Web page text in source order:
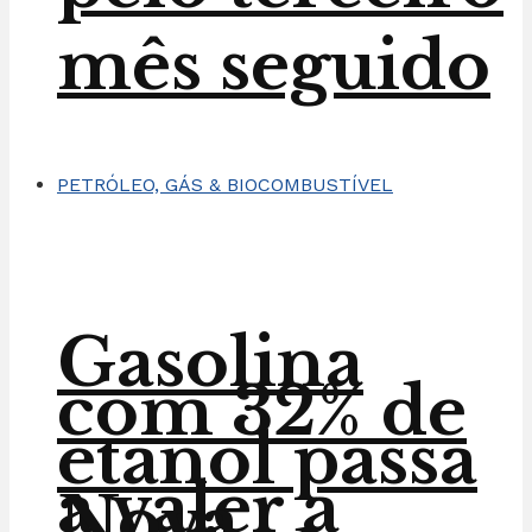
Gasolina
com 32% de
etanol passa
a valer a
mês seguido
PETRÓLEO, GÁS & BIOCOMBUSTÍVEL